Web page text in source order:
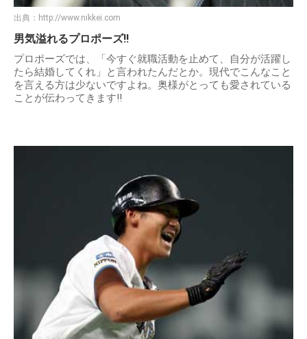
出典： http://www.nikkei.com
男気溢れるプロポーズ!!
プロポーズでは、「今すぐ就職活動を止めて、自分が活躍し
たら結婚してくれ」と言われたんだとか。現代でこんなこと
を言える方は少ないですよね。奥様がとっても愛されている
ことが伝わってきます!!